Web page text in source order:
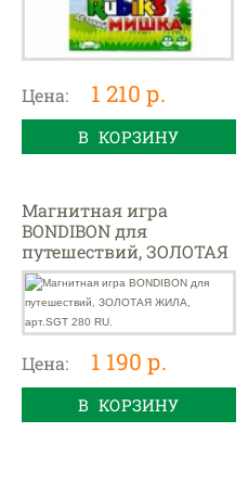
Цена: 1 210 р.
В КОРЗИНУ
Магнитная игра
BONDIBON для
путешествий, ЗОЛОТАЯ
ЖИЛА, арт.SGT 280 RU.
Цена: 1 190 р.
В КОРЗИНУ